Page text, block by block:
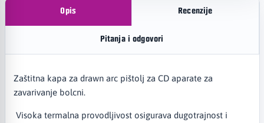
Opis Recenzije
Pitanja i odgovori
Zaštitna kapa za drawn arc pištolj za CD aparate za
zavarivanje bolcni.
Visoka termalna provodljivost osigurava dugotrajnost i